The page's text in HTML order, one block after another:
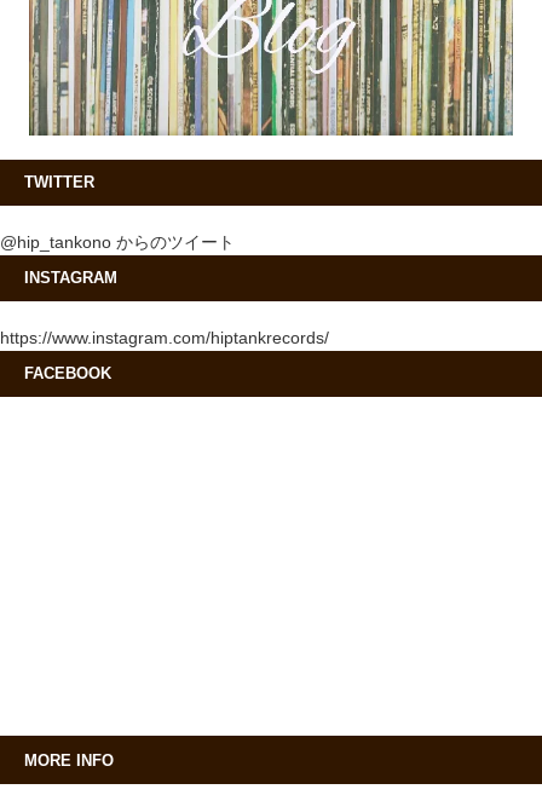
TWITTER
@hip_tankono からのツイート
INSTAGRAM
https://www.instagram.com/hiptankrecords/
FACEBOOK
MORE INFO